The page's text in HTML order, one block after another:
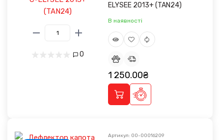
0
ELYSEE 2013+ (TAN24)
В наявності
1 250.00₴
Артикул: 00-00016209